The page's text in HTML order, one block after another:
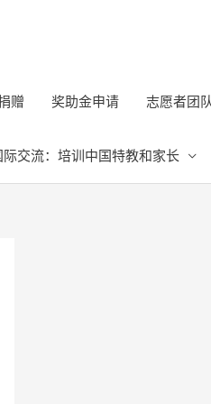
赠 奖助金申请 志愿者团
际交流：培训中国特教和家长